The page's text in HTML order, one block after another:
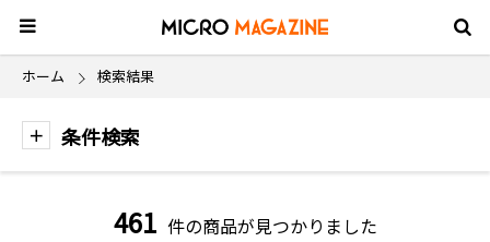
ホーム 検索結果
条件検索
461 件の商品が見つかりました